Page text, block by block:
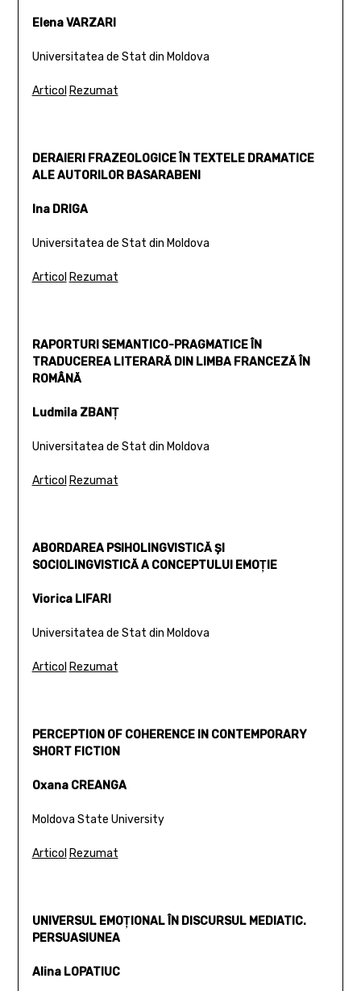
Elena VARZARI
Universitatea de Stat din Moldova
Articol Rezumat
DERAIERI FRAZEOLOGICE ÎN TEXTELE DRAMATICE
ALE AUTORILOR BASARABENI
Ina DRIGA
Universitatea de Stat din Moldova
Articol Rezumat
RAPORTURI SEMANTICO-PRAGMATICE ÎN
TRADUCEREA LITERARĂ DIN LIMBA FRANCEZĂ ÎN
ROMÂNĂ
Ludmila ZBANŢ
Universitatea de Stat din Moldova
Articol Rezumat
ABORDAREA PSIHOLINGVISTICĂ ŞI
SOCIOLINGVISTICĂ A CONCEPTULUI EMOŢIE
Viorica LIFARI
Universitatea de Stat din Moldova
Articol Rezumat
PERCEPTION OF COHERENCE IN CONTEMPORARY
SHORT FICTION
Oxana CREANGA
Moldova State University
Articol Rezumat
UNIVERSUL EMOŢIONAL ÎN DISCURSUL MEDIATIC.
PERSUASIUNEA
Alina LOPATIUC